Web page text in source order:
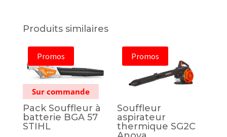
Produits similaires
Promos
Sur commande
Pack Souffleur à
batterie BGA 57
STIHL
Promos
Souffleur
aspirateur
thermique SG2C